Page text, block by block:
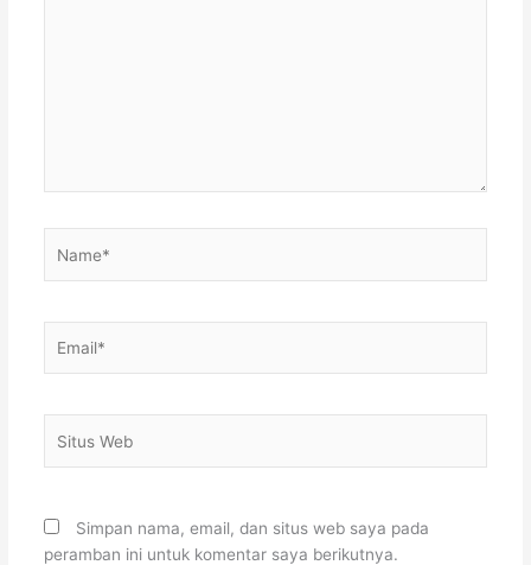
Web
Simpan nama, email, dan situs web saya pada
peramban ini untuk komentar saya berikutnya.